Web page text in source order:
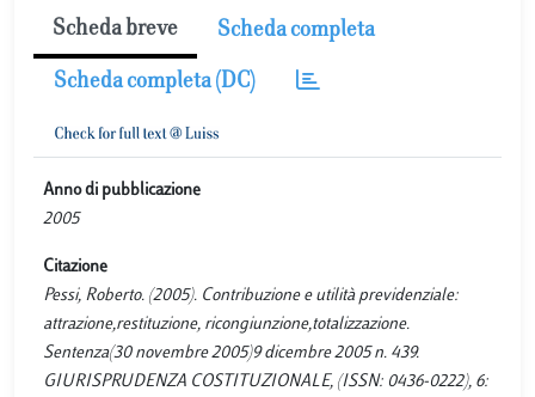
Scheda breve Scheda completa
Scheda completa (DC)
Anno di pubblicazione
2005
Citazione
Pessi, Roberto. (2005). Contribuzione e utilità previdenziale:
attrazione,restituzione, ricongiunzione,totalizzazione.
Sentenza(30 novembre 2005)9 dicembre 2005 n. 439.
GIURISPRUDENZA COSTITUZIONALE, (ISSN: 0436-0222), 6: